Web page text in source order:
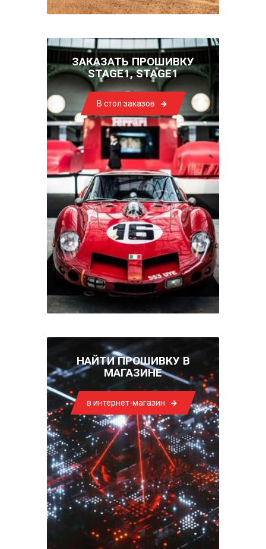
ЗАКАЗАТЬ ПРОШИВКУ
STAGE1, STAGE1
В стол заказов
НАЙТИ ПРОШИВКУ В
МАГАЗИНЕ
в интернет-магазин